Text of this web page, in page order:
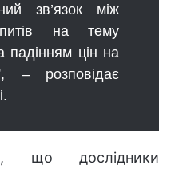
зв’язок між
на тему
падінням цін на
– розповідає
що дослідники